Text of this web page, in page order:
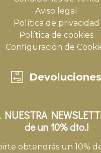
Aviso legal
Política de privacidad
Política de cookies
Configuración de
Devoluciones
NUESTRA
de un 10% dto.!
obtendrás un 10%